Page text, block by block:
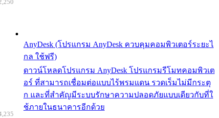
AnyDesk (โปรแกรม AnyDesk ควบคุมคอมพิวเตอร์ระยะไ
กล ใช้ฟรี)
ดาวน์โหลดโปรแกรม AnyDesk โปรแกรมรีโมทคอมพิวเต
อร์ ที่สามารถเชื่อมต่อแบบไร้พรมแดน รวดเร็มไม่มีกระตุ
ก และที่สำคัญมีระบบรักษาความปลอดภัยแบบเดียวกับที่ใ
ช้ภายในธนาคารอีกด้วย